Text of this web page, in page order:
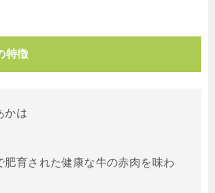
特徴
かは
肥育された健康な牛の赤肉を味わ